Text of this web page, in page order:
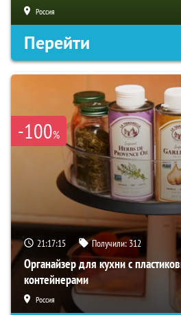
Россия
Перейти
-100%
21:17:13 Получили: 312
Органайзер для кухни с
контейнерами
Россия